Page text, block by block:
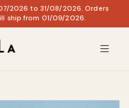
2026 to 31/08/2026. Orders
ship from 01/09/2026.